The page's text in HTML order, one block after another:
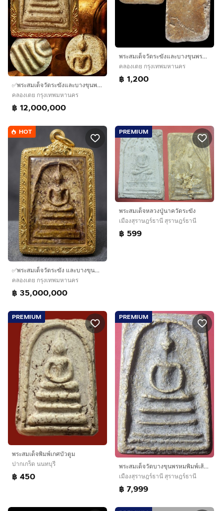
✅พระสมเด็จวัดระฆังและบางขุนพรหม องค์ดารา AA86337
คลองเตย กรุงเทพมหานคร
฿ 12,000,000
พระสมเด็จวัดระฆังและบางขุนพรหม หลายรายการ AA889500
คลองเตย กรุงเทพมหานคร
฿ 1,200
HOT
✅พระสมเด็จวัดระฆัง และบางขุนพรหม AA896990
คลองเตย กรุงเทพมหานคร
฿ 35,000,000
PREMIUM
พระสมเด็จหลวงปู่นาควัดระฆัง
เมืองสุราษฎร์ธานี สุราษฎร์ธานี
฿ 599
PREMIUM
พระสมเด็จพิมพ์เกศบัวตูม
ปากเกร็ด นนทบุรี
฿ 450
PREMIUM
พระสมเด็จวัดบางขุนพรหมพิมพ์เส้นด้าย
เมืองสุราษฎร์ธานี สุราษฎร์ธานี
฿ 7,999